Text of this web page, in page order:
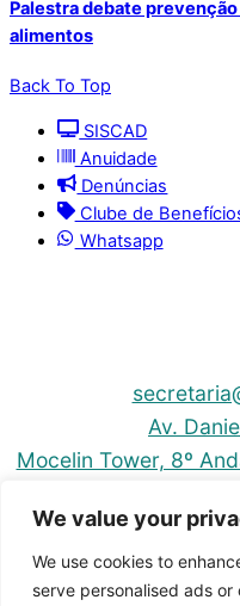
We value your
We use cookies to
serve personalised ads
Palestra debate
alimentos
Back To Top
SISCAD
Anuidade
Denúncias
Clube de
Whatsapp
Av.
Mocelin Tower, 8º
Horário de